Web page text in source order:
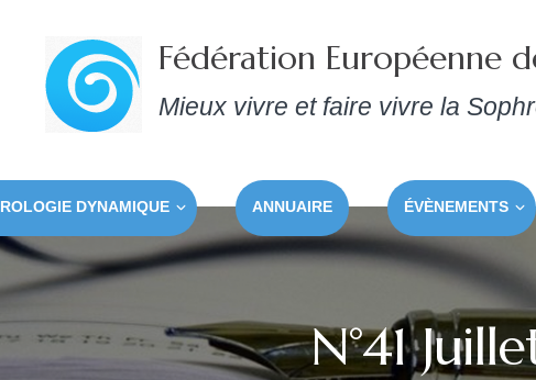
Fédération Européenne
Mieux vivre et faire vivre la
DYNAMIQUE ANNUAIRE ÉVÈNEMENTS
N°41